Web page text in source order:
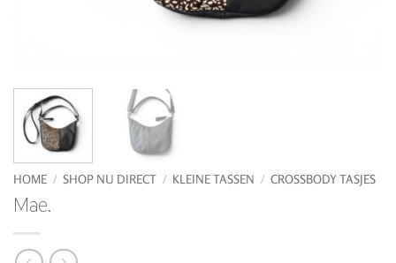
HOME / SHOP NU DIRECT / KLEINE TASSEN / CROSSBODY TASJES
Mae.